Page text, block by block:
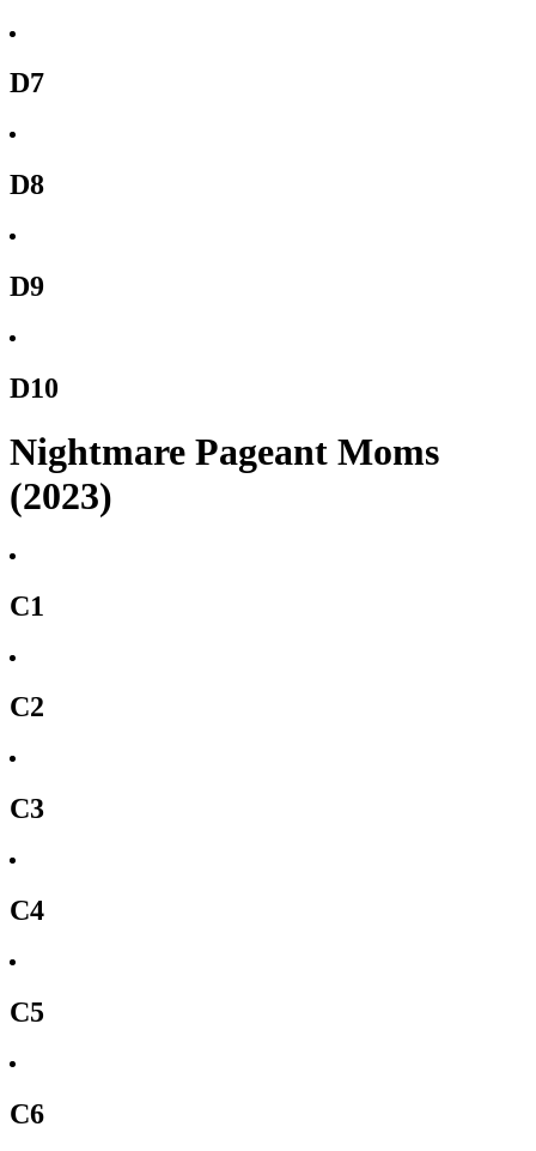
D7
D8
D9
D10
Nightmare Pageant Moms
(2023)
C1
C2
C3
C4
C5
C6